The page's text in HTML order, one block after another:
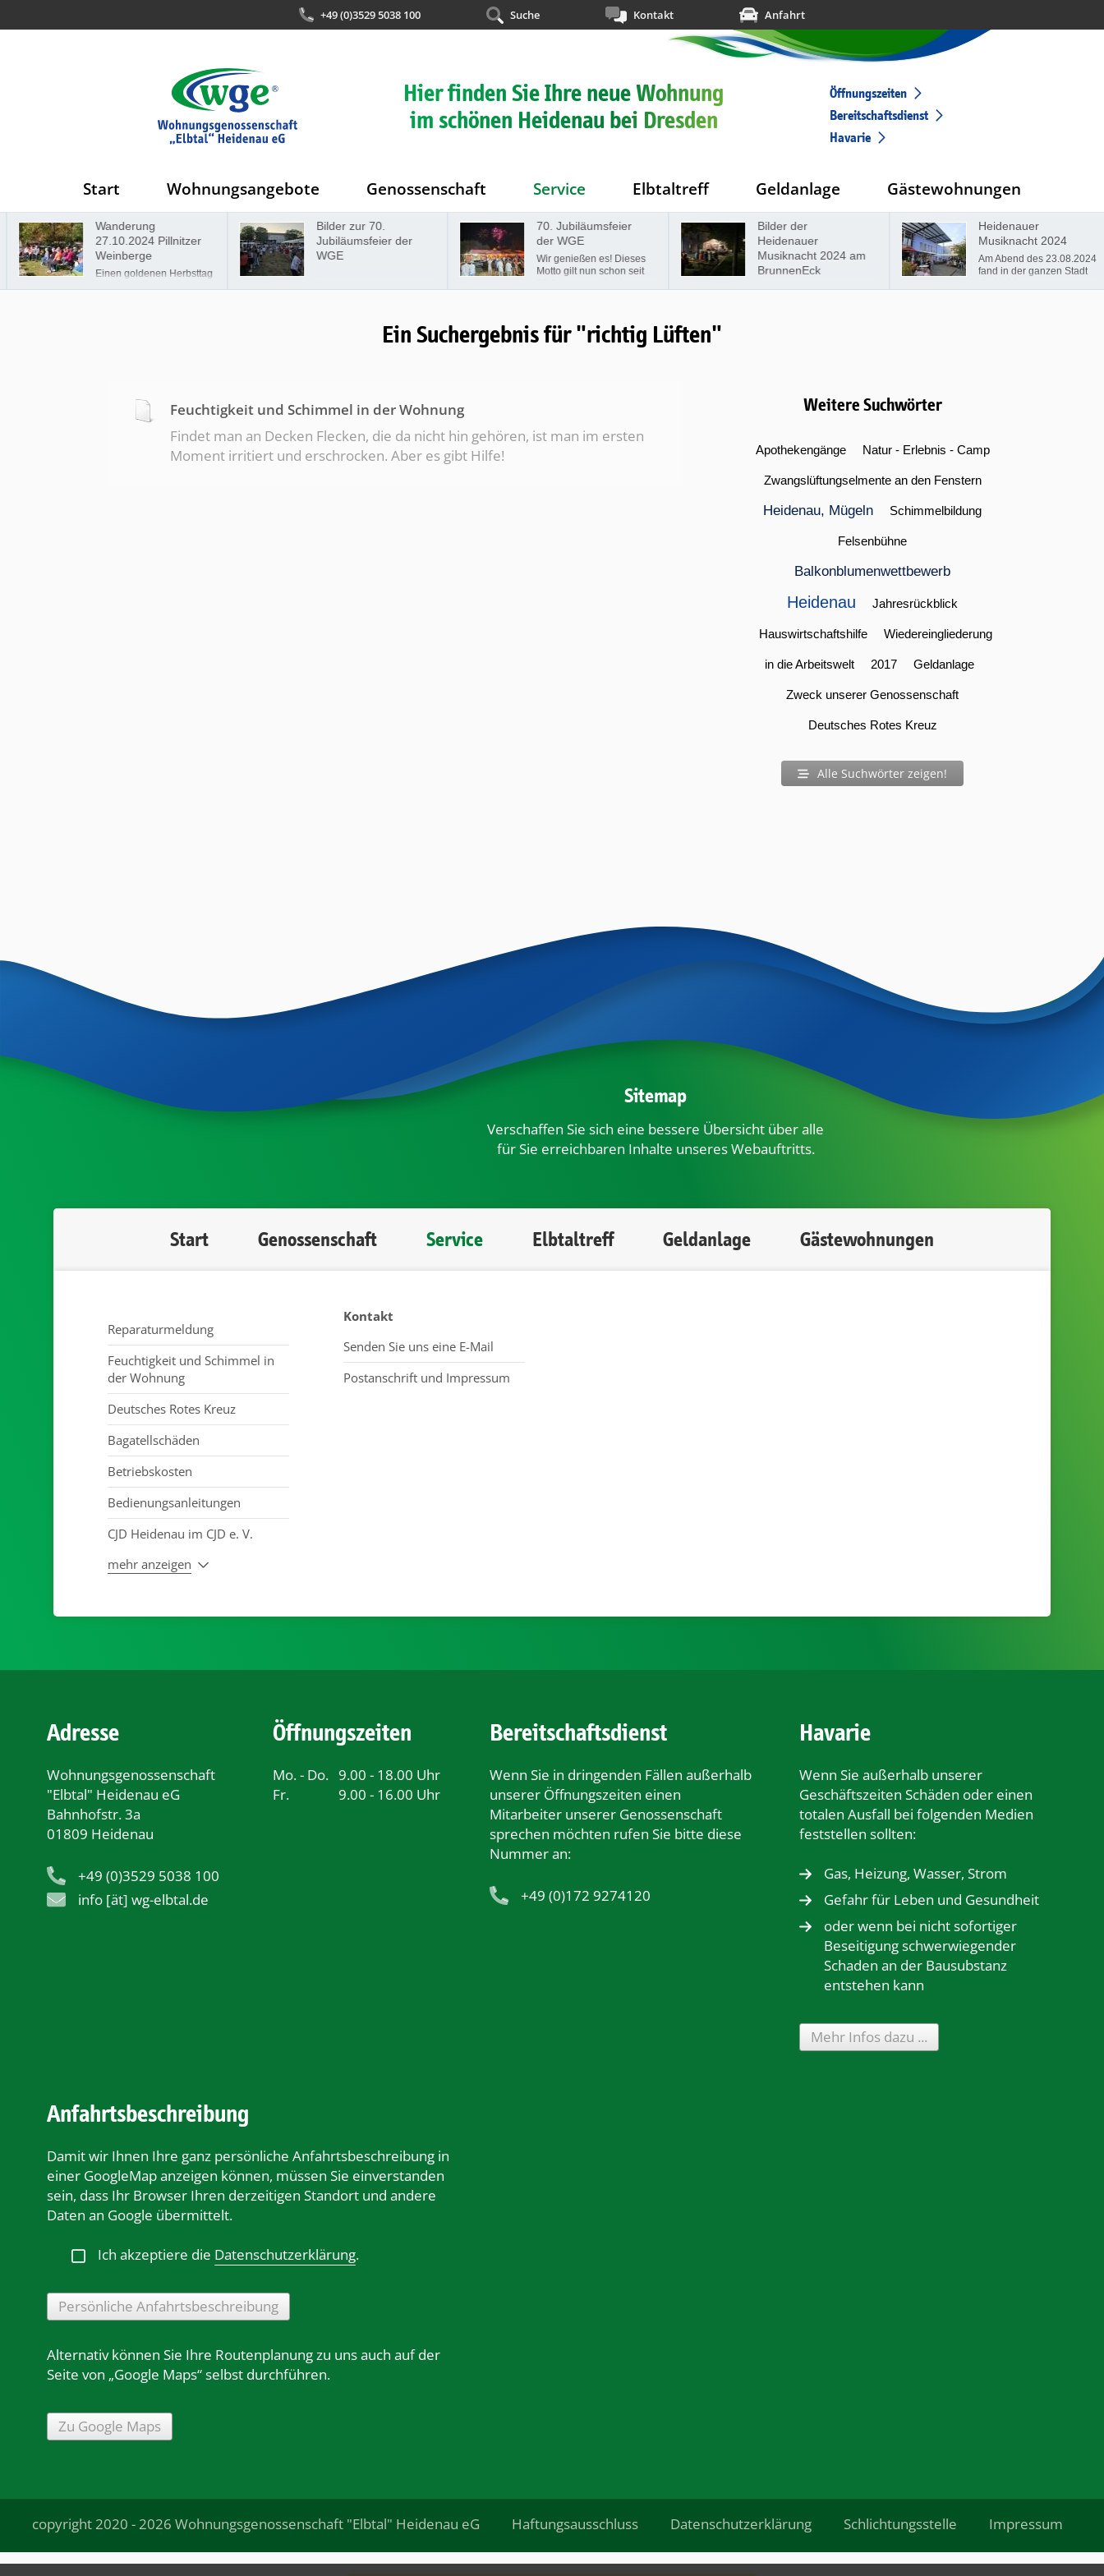
+49 (0)3529 5038 100 Suche Kontakt Anfahrt
Öffnungszeiten
Bereitschaftsdienst
Havarie
Hier finden Sie Ihre neue Wohnung
im schönen Heidenau bei Dresden
Start Wohnungsangebote Genossenschaft Service Elbtaltreff Geldanlage Gästewohnungen
Wanderung
27.10.2024 Pillnitzer
Weinberge
Einen goldenen Herbsttag
Bilder zur 70.
Jubiläumsfeier der
WGE
70. Jubiläumsfeier
der WGE
Wir genießen es! Dieses
Motto gilt nun schon seit
jeher. Am Samstag, den
07.09.2024, fand auf der
Bilder der
Heidenauer
Musiknacht 2024 am
BrunnenEck
Heidenauer
Musiknacht 2024
Am Abend des 23.08.2024
fand in der ganzen Stadt
Ein Suchergebnis für "richtig Lüften"
Feuchtigkeit und Schimmel in der Wohnung
Findet man an Decken Flecken, die da nicht hin gehören, ist man im ersten
Moment irritiert und erschrocken. Aber es gibt Hilfe!
Weitere Suchwörter
Apothekengänge Natur - Erlebnis - Camp
Zwangslüftungselmente an den Fenstern
Heidenau, Mügeln Schimmelbildung
Felsenbühne
Balkonblumenwettbewerb
Heidenau Jahresrückblick
Hauswirtschaftshilfe Wiedereingliederung
in die Arbeitswelt 2017 Geldanlage
Zweck unserer Genossenschaft
Deutsches Rotes Kreuz
Alle Suchwörter zeigen!
Sitemap
Verschaffen Sie sich eine bessere Übersicht über alle
für Sie erreichbaren Inhalte unseres Webauftritts.
Start Genossenschaft Service Elbtaltreff Geldanlage Gästewohnungen
Reparaturmeldung
Feuchtigkeit und Schimmel in
der Wohnung
Deutsches Rotes Kreuz
Bagatellschäden
Betriebskosten
Bedienungsanleitungen
CJD Heidenau im CJD e. V.
mehr anzeigen
Kontakt
Senden Sie uns eine E-Mail
Postanschrift und Impressum
Adresse
Wohnungsgenossenschaft
"Elbtal" Heidenau eG
Bahnhofstr. 3a
01809 Heidenau
+49 (0)3529 5038 100
info [ät] wg-elbtal.de
Öffnungszeiten
Mo. - Do. 9.00 - 18.00 Uhr
Fr.
9.00 - 16.00 Uhr
Bereitschaftsdienst
Wenn Sie in dringenden Fällen außerhalb
unserer Öﬀnungszeiten einen
Mitarbeiter unserer Genossenschaft
sprechen möchten rufen Sie bitte diese
Nummer an:
+49 (0)172 9274120
Havarie
Wenn Sie außerhalb unserer
Geschäftszeiten Schäden oder einen
totalen Ausfall bei folgenden Medien
feststellen sollten:
Gas, Heizung, Wasser, Strom
Gefahr für Leben und Gesundheit
oder wenn bei nicht sofortiger
Beseitigung schwerwiegender
Schaden an der Bausubstanz
entstehen kann
Mehr Infos dazu ...
Anfahrtsbeschreibung
Damit wir Ihnen Ihre ganz persönliche Anfahrtsbeschreibung in
einer GoogleMap anzeigen können, müssen Sie einverstanden
sein, dass Ihr Browser Ihren derzeitigen Standort und andere
Daten an Google übermittelt.
Ich akzeptiere die Datenschutzerklärung.
Persönliche Anfahrtsbeschreibung
Alternativ können Sie Ihre Routenplanung zu uns auch auf der
Seite von „Google Maps“ selbst durchführen.
Zu Google Maps
copyright 2020 - 2026 Wohnungsgenossenschaft "Elbtal" Heidenau eG Haftungsausschluss Datenschutzerklärung Schlichtungsstelle Impressum